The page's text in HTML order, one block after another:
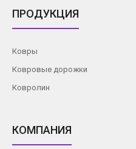
ПРОДУКЦИЯ
Ковры
Ковровые дорожки
Ковролин
КОМПАНИЯ